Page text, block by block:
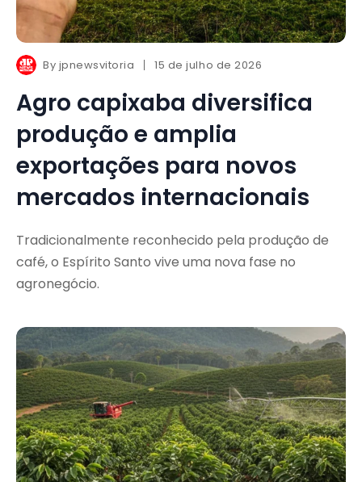
By jpnewsvitoria 15 de julho de 2026
Agro capixaba diversifica
produção e amplia
exportações para novos
mercados internacionais
Tradicionalmente reconhecido pela produção de
café, o Espírito Santo vive uma nova fase no
agronegócio.